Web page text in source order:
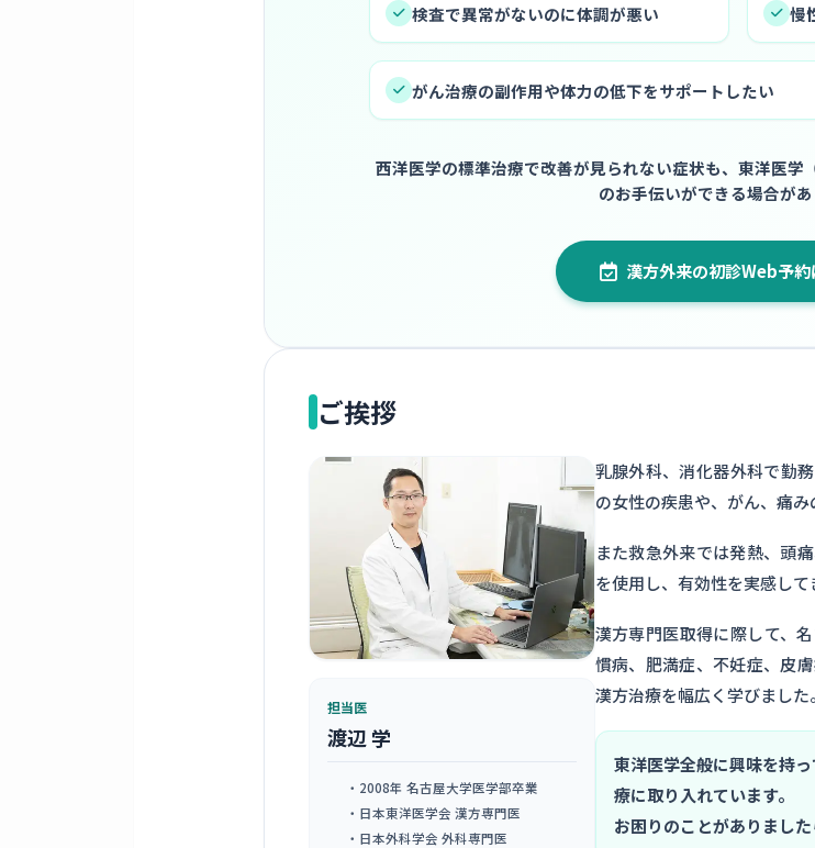
検査で異常がないのに体調が悪い 慢
がん治療の副作用や体力の低下をサポートしたい
西洋医学の標準治療で改善が見られない症状も、東洋医学
のお手伝いができる場合があ
漢方外来の初診Web予約
ご挨拶
担当医
渡辺 学
・2008年 名古屋大学医学部卒業
・日本東洋医学会 漢方専門医
・日本外科学会 外科専門医
乳腺外科、消化器外科で勤
の女性の疾患や、がん、痛み
また救急外来では発熱、頭
を使用し、有効性を実感して
漢方専門医取得に際して、
慣病、肥満症、不妊症、皮
漢方治療を幅広く学びました。
東洋医学全般に興味を持
療に取り入れています。
お困りのことがありました